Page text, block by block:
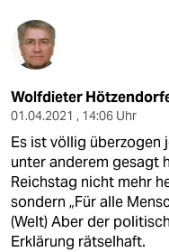
Wolfdieter
01.04.2021 , 14:06 Uhr
Es ist völlig überzogen
unter anderem gesagt
Reichstag nicht mehr
sondern „Für alle
(Welt) Aber der
Erklärung rätselhaft.